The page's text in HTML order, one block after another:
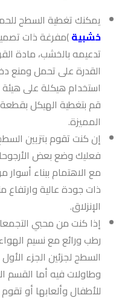
يمكنك تغطية السطح
خشبية)مفرغة ذات
تدعيمه بالخشب، مادة
القدرة على تحمل ومنع
استخدام هيكلة على
قم بتغطية الهيكل
المميزة.
إن كنت تقوم بتزيين
فعليك وضع بعض
مع الاهتمام ببناء
ذات جودة عالية
الإنزلاق.
إذا كنت من محبي
رطب ورائع مع نسيم
السطح لجزئين الجزء
وطاولات فيه أما القسم
للأطفال وألعابها أو تقوم